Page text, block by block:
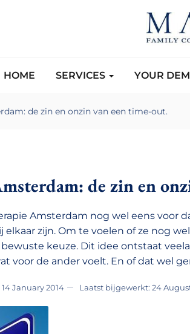
HOME SERVICES YOUR
de zin en onzin van een time-out.
de zin en
Amsterdam nog wel eens voor
zijn. Om te voelen of ze nog
keuze. Dit idee ontstaat
voor de ander voelt. En of dat wel
14 January 2014 Laatst bijgewerkt: 24